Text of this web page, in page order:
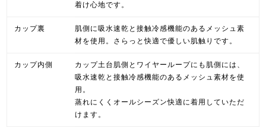
着け心地です。
カップ裏
肌側に吸水速乾と接触冷感機能のあるメッシュ素
材を使用。さらっと快適で優しい肌触りです。
カップ内側
カップ土台肌側とワイヤーループにも肌側には、
吸水速乾と接触冷感機能のあるメッシュ素材を使
用。
蒸れにくくオールシーズン快適に着用していただ
けます。